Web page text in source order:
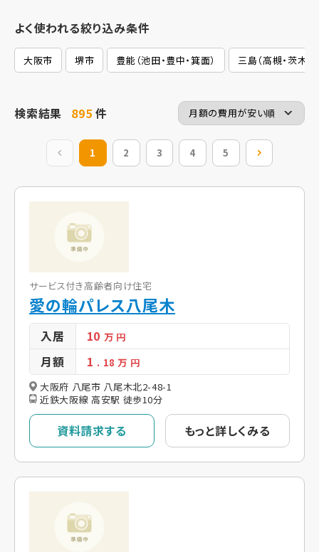
よく使われる絞り込み条件
大阪市 堺市 豊能（池田・豊中・箕面） 三島（高槻・茨木・
検索結果 895件
前の20件
1 2 3 4 5
サービス付き高齢者向け住宅
愛の輪パレス八尾木
入居 10万 円
月額 1 . 18万 円
大阪府 八尾市 八尾木北2-48-1
近鉄大阪線 高安駅 徒歩10分
資料請求する もっと詳しくみる